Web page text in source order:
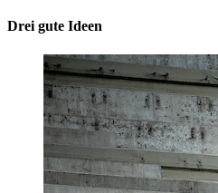
Drei gute Ideen